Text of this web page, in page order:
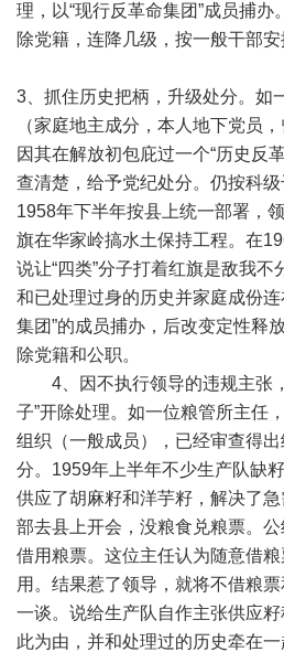
理，以“现行反革命集团”成员捕
除党籍，连降几级，按一般干部安
3、抓住历史把柄，升级处分。如
（家庭地主成分，本人地下党员
因其在解放初包庇过一个“历史反
查清楚，给予党纪处分。仍按科
1958年下半年按县上统一部署，
旗在华家岭搞水土保持工程。在
说让“四类”分子打着红旗是敌我
和已处理过身的历史并家庭成份
集团”的成员捕办，后改变定性释
除党籍和公职。
4、因不执行领导的违规主张
子”开除处理。如一位粮管所主任
组织（一般成员），已经审查得
分。1959年上半年不少生产队缺
供应了胡麻籽和洋芋籽，解决了
部去县上开会，没粮食兑粮票。
借用粮票。这位主任认为随意借
用。结果惹了领导，就将不借粮
一谈。说给生产队自作主张供应
此为由，并和处理过的历史牵在